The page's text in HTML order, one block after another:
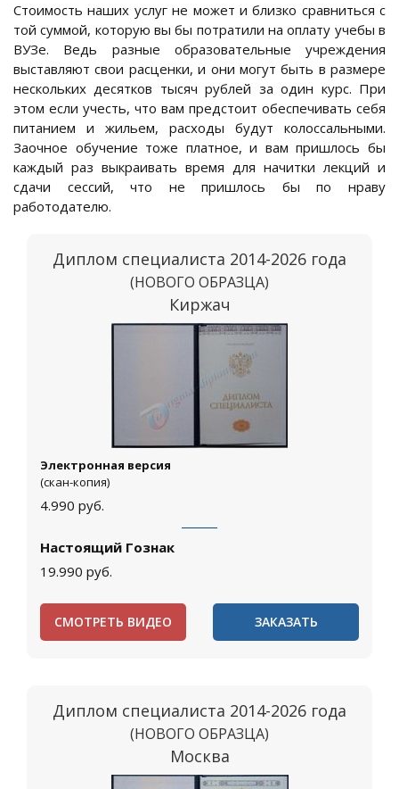
Стоимость наших услуг не может и близко сравниться с
той суммой, которую вы бы потратили на оплату учебы в
ВУЗе. Ведь разные образовательные учреждения
выставляют свои расценки, и они могут быть в размере
нескольких десятков тысяч рублей за один курс. При
этом если учесть, что вам предстоит обеспечивать себя
питанием и жильем, расходы будут колоссальными.
Заочное обучение тоже платное, и вам пришлось бы
каждый раз выкраивать время для начитки лекций и
сдачи сессий, что не пришлось бы по нраву
работодателю.
Диплом специалиста 2014-2026 года
(НОВОГО ОБРАЗЦА)
Киржач
Электронная версия
(скан-копия)
4.990 руб.
Настоящий Гознак
19.990 руб.
СМОТРЕТЬ ВИДЕО ЗАКАЗАТЬ
Диплом специалиста 2014-2026 года
(НОВОГО ОБРАЗЦА)
Москва